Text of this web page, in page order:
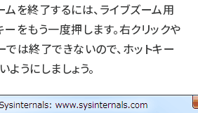
ムを終了するには、ライブズーム用
ーをもう一度押します。右クリックや
では終了できないので、ホットキー
ようにしましょう。